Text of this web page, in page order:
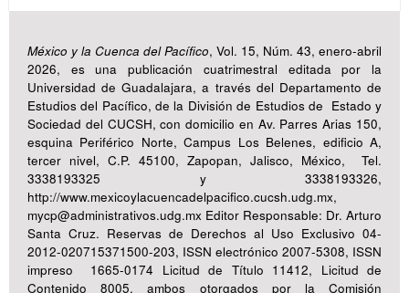
México y la Cuenca del Pacífico, Vol. 15, Núm. 43, enero-abril
2026, es una publicación cuatrimestral editada por la
Universidad de Guadalajara, a través del Departamento de
Estudios del Pacífico, de la División de Estudios de Estado y
Sociedad del CUCSH, con domicilio en Av. Parres Arias 150,
esquina Periférico Norte, Campus Los Belenes, edificio A,
tercer nivel, C.P. 45100, Zapopan, Jalisco, México, Tel.
3338193325 y 3338193326,
http://www.mexicoylacuencadelpacifico.cucsh.udg.mx,
mycp@administrativos.udg.mx Editor Responsable: Dr. Arturo
Santa Cruz. Reservas de Derechos al Uso Exclusivo 04-
2012-020715371500-203, ISSN electrónico 2007-5308, ISSN
impreso 1665-0174 Licitud de Título 11412, Licitud de
Contenido 8005, ambos otorgados por la Comisión